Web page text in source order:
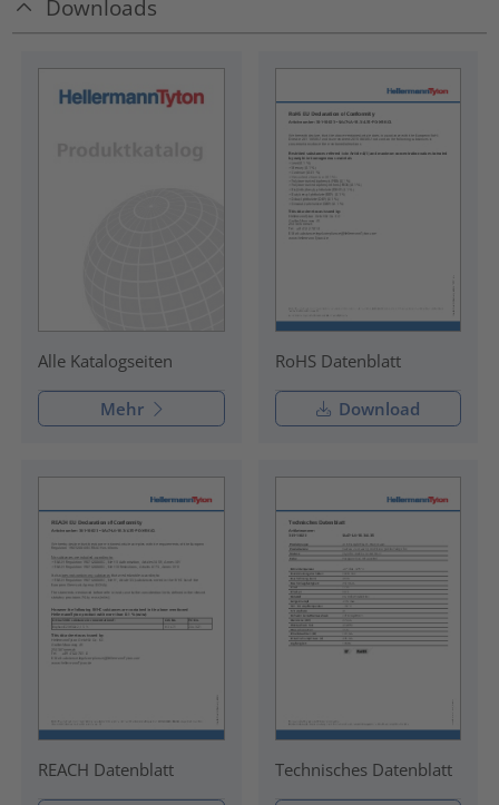
Downloads
Alle Katalogseiten
Mehr
RoHS Datenblatt
Download
REACH Datenblatt Technisches Datenblatt